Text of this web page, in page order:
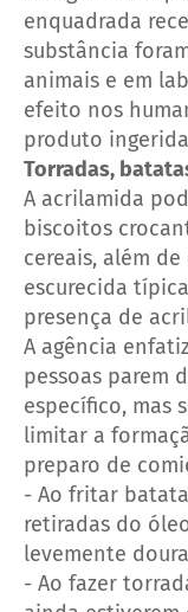
enquadrada
substância
animais e em
efeito nos
produto
Torradas,
A acrilamida
biscoitos
cereais, além
escurecida
presença de
A agência
pessoas parem
específico, mas
limitar a
preparo de
- Ao fritar
retiradas do
levemente
- Ao fazer